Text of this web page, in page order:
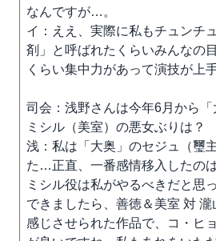
なんですが…。
イ：ええ、実際に私もチュンチ
剤」と呼ばれたくらいみんなの
くらい集中力があって演技が上
司会：浅野さんは今年6月から
ミシル（美室）の悪女ぶりは？
浅：私は「大奥」のセジュ（璽
た…正直、一番感情移入したの
ミシル役は私がやるべきだと思
できましたら、善徳＆美室 対
感じさせられた作品で、コ・ヒ